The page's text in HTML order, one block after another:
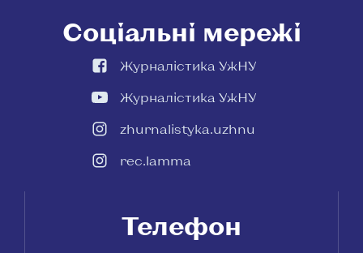
Соціальні мережі
Журналістика УжНУ
Журналістика УжНУ
zhurnalistyka.uzhnu
rec.lamma
Телефон